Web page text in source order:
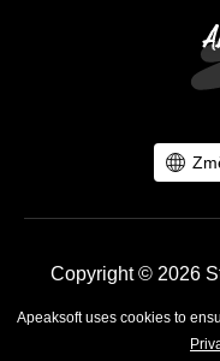
Copyright © 2026
Apeaksoft uses cookies to